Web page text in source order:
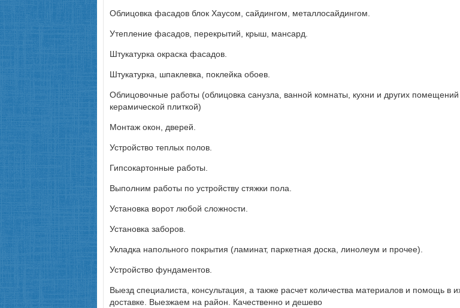
Облицовка фасадов блок Хаусом, сайдингом, металлосайдингом.
Утепление фасадов, перекрытий, крыш, мансард.
Штукатурка окраска фасадов.
Штукатурка, шпаклевка, поклейка обоев.
Облицовочные работы (облицовка санузла, ванной комнаты, кухни и других помещений
керамической плиткой)
Монтаж окон, дверей.
Устройство теплых полов.
Гипсокартонные работы.
Выполним работы по устройству стяжки пола.
Установка ворот любой сложности.
Установка заборов.
Укладка напольного покрытия (ламинат, паркетная доска, линолеум и прочее).
Устройство фундаментов.
Выезд специалиста, консультация, а также расчет количества материалов и помощь в
доставке. Выезжаем на район. Качественно и дешево